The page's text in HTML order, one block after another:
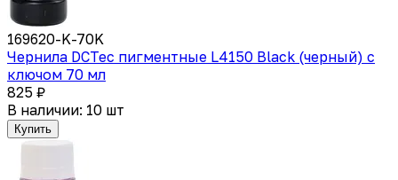
169620-K-70K
Чернила DCTec пигментные L4150 Black (черный) с
ключом 70 мл
825 ₽
В наличии: 10 шт
Купить